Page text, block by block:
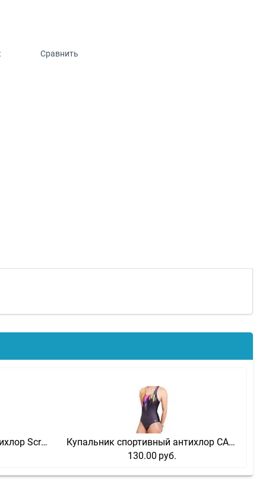
Сравнить
Купальник спортивный антихлор Screen-Sport
Купальник спортивный антихлор CARBON-Sport
130.00 руб.